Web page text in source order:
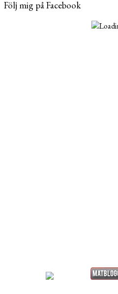
Följ mig på Facebook